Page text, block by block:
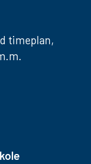
timeplan,